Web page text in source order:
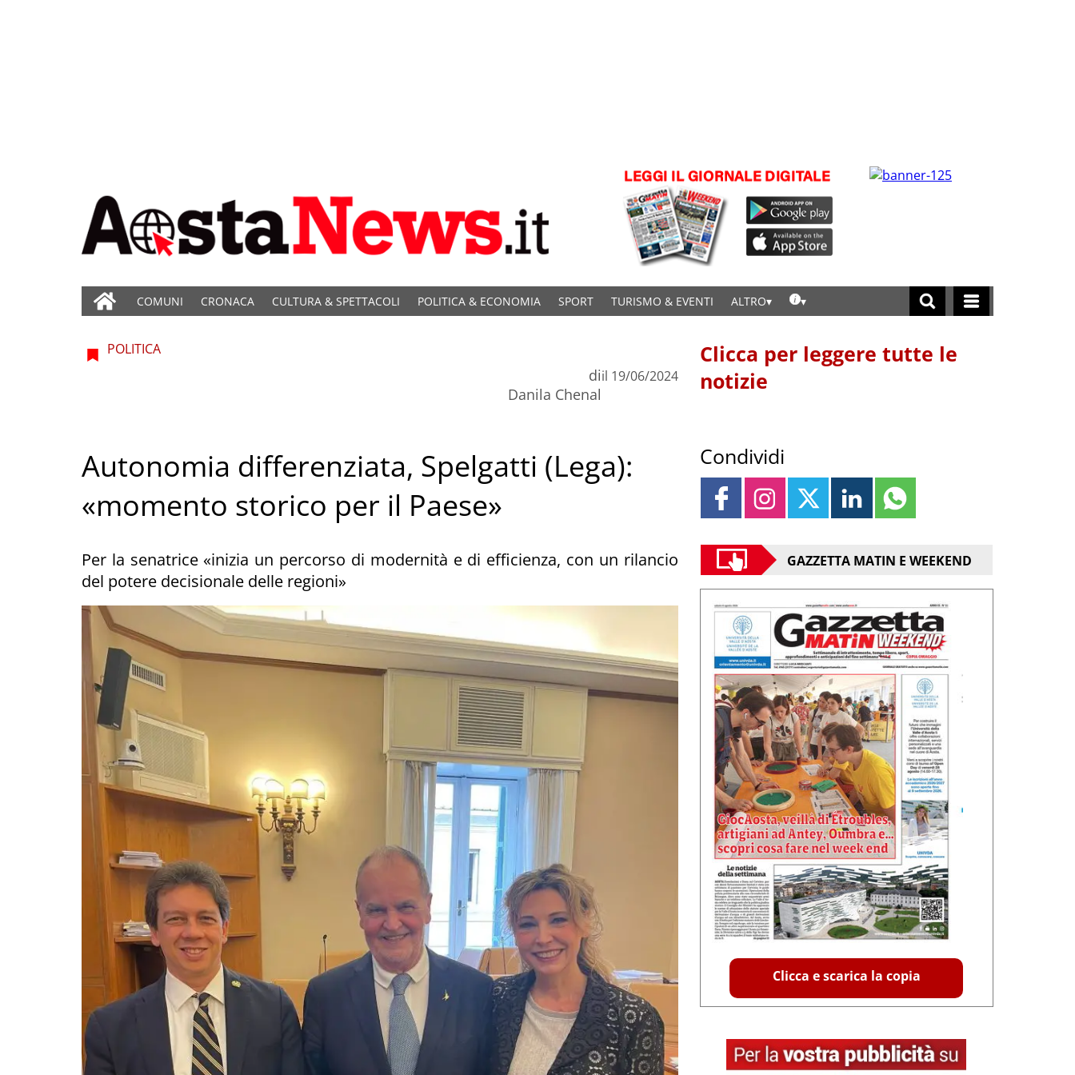
COMUNI CRONACA CULTURA & SPETTACOLI POLITICA & ECONOMIA SPORT TURISMO & EVENTI ALTRO
POLITICA
di
Danila Chenal
il 19/06/2024
Autonomia differenziata, Spelgatti (Lega):
«momento storico per il Paese»
Per la senatrice «inizia un percorso di modernità e di efficienza, con un rilancio
del potere decisionale delle regioni»
Clicca per leggere tutte le
notizie
Condividi
GAZZETTA MATIN E WEEKEND
Clicca e scarica la copia